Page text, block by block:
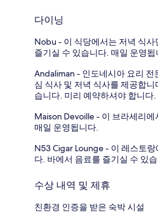
다이닝
Nobu - 이 식당에서는 저녁 식
즐기실 수 있습니다. 매일 운영됩
Andaliman - 인도네시아 요리
심 식사 및 저녁 식사를 제공합
습니다. 미리 예약하셔야 합니다
Maison Devoille - 이 브라세리
매일 운영됩니다.
N53 Cigar Lounge - 이 레스토
다. 바에서 음료를 즐기실 수 있
수상 내역 및 제휴
친환경 인증을 받은 숙박 시설